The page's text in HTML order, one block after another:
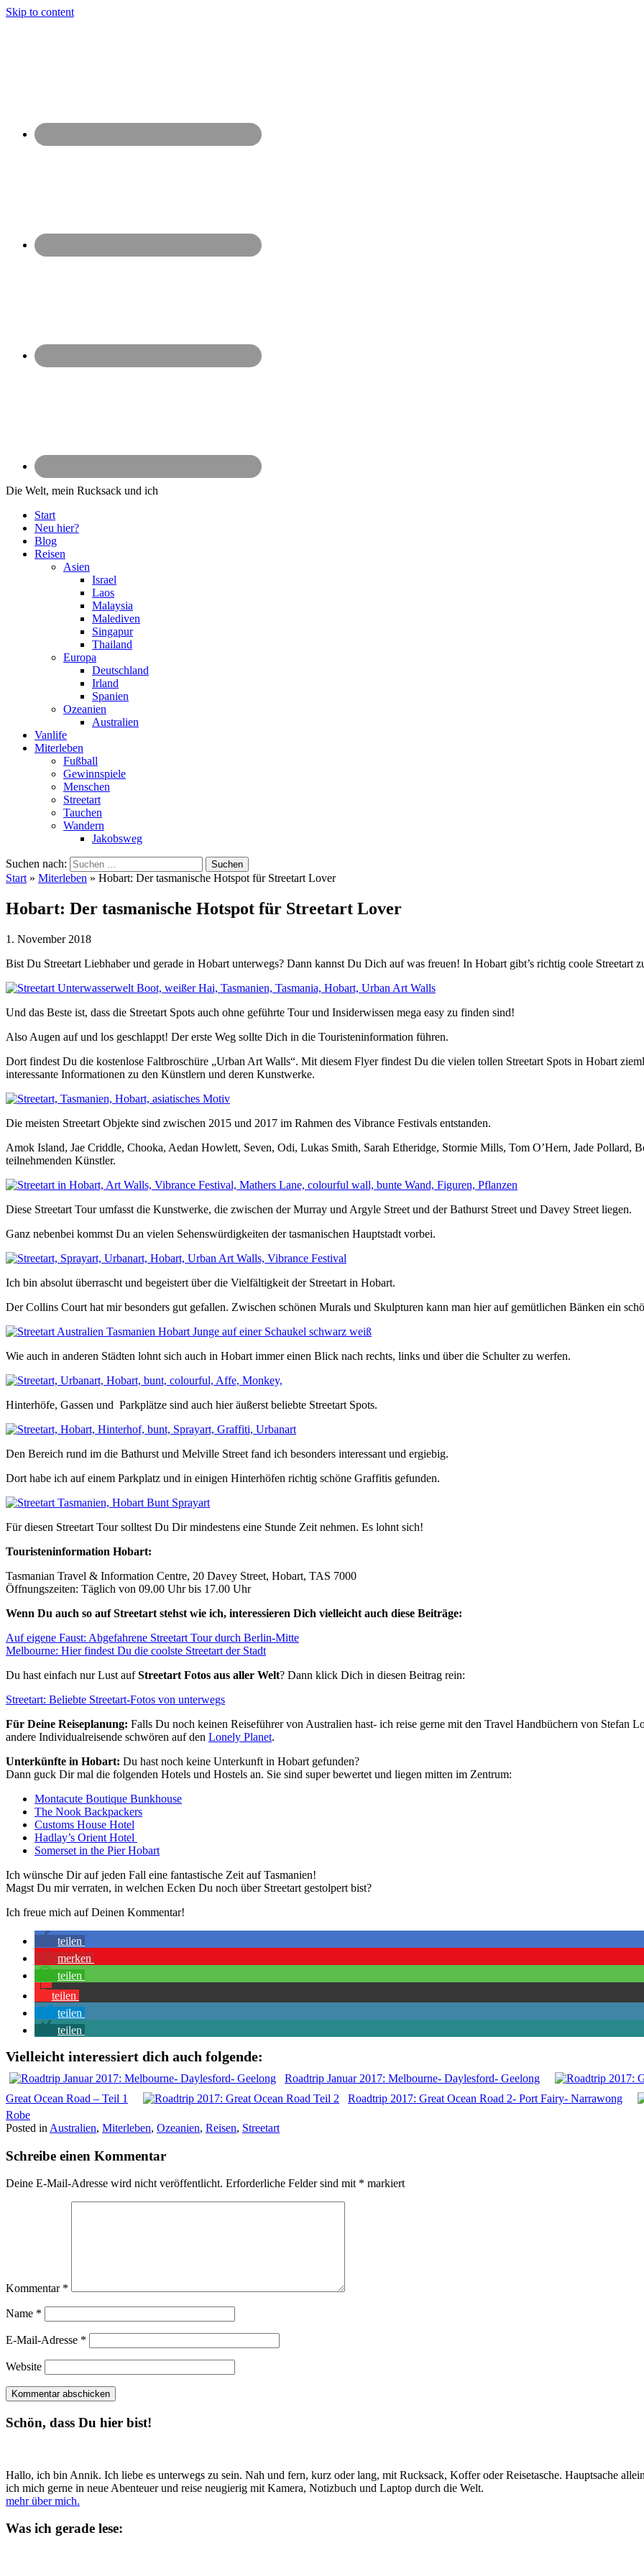
Skip to content
Die Welt, mein Rucksack und ich
Start
Neu hier?
Blog
Reisen
Asien
Israel
Laos
Malaysia
Malediven
Singapur
Thailand
Europa
Deutschland
Irland
Spanien
Ozeanien
Australien
Vanlife
Miterleben
Fußball
Gewinnspiele
Menschen
Streetart
Tauchen
Wandern
Jakobsweg
Suchen nach:
Start » Miterleben » Hobart: Der tasmanische Hotspot für Streetart Lover
Hobart: Der tasmanische Hotspot für Streetart Lover
1. November 2018
Bist Du Streetart Liebhaber und gerade in Hobart unterwegs? Dann kannst Du Dich auf was freuen! In Hobart gibt’s richtig coole Streetart
Und das Beste ist, dass die Streetart Spots auch ohne geführte Tour und Insiderwissen mega easy zu finden sind!
Also Augen auf und los geschlappt! Der erste Weg sollte Dich in die Touristeninformation führen.
Dort findest Du die kostenlose Faltbroschüre „Urban Art Walls“. Mit diesem Flyer findest Du die vielen tollen Streetart Spots in Hobart
interessante Informationen zu den Künstlern und deren Kunstwerke.
Die meisten Streetart Objekte sind zwischen 2015 und 2017 im Rahmen des Vibrance Festivals entstanden.
Amok Island, Jae Criddle, Chooka, Aedan Howlett, Seven, Odi, Lukas Smith, Sarah Etheridge, Stormie Mills, Tom O’Hern, Jade Pollard,
teilnehmenden Künstler.
Diese Streetart Tour umfasst die Kunstwerke, die zwischen der Murray und Argyle Street und der Bathurst Street und Davey Street liegen.
Ganz nebenbei kommst Du an vielen Sehenswürdigkeiten der tasmanischen Hauptstadt vorbei.
Ich bin absolut überrascht und begeistert über die Vielfältigkeit der Streetart in Hobart.
Der Collins Court hat mir besonders gut gefallen. Zwischen schönen Murals und Skulpturen kann man hier auf gemütlichen Bänken ein
Wie auch in anderen Städten lohnt sich auch in Hobart immer einen Blick nach rechts, links und über die Schulter zu werfen.
Hinterhöfe, Gassen und Parkplätze sind auch hier äußerst beliebte Streetart Spots.
Den Bereich rund im die Bathurst und Melville Street fand ich besonders interessant und ergiebig.
Dort habe ich auf einem Parkplatz und in einigen Hinterhöfen richtig schöne Graffitis gefunden.
Für diesen Streetart Tour solltest Du Dir mindestens eine Stunde Zeit nehmen. Es lohnt sich!
Touristeninformation Hobart:
Tasmanian Travel & Information Centre, 20 Davey Street, Hobart, TAS 7000
Öffnungszeiten: Täglich von 09.00 Uhr bis 17.00 Uhr
Wenn Du auch so auf Streetart stehst wie ich, interessieren Dich vielleicht auch diese Beiträge:
Auf eigene Faust: Abgefahrene Streetart Tour durch Berlin-Mitte
Melbourne: Hier findest Du die coolste Streetart der Stadt
Du hast einfach nur Lust aufStreetart Fotos aus aller Welt? Dann klick Dich in diesen Beitrag rein:
Streetart: Beliebte Streetart-Fotos von unterwegs
Für Deine Reiseplanung: Falls Du noch keinen Reiseführer von Australien hast- ich reise gerne mit den Travel Handbüchern von Stefan
andere Individualreisende schwören auf den Lonely Planet.
Unterkünfte in Hobart: Du hast noch keine Unterkunft in Hobart gefunden?
Dann guck Dir mal die folgenden Hotels und Hostels an. Sie sind super bewertet und liegen mitten im Zentrum:
Montacute Boutique Bunkhouse
The Nook Backpackers
Customs House Hotel
Hadlay’s Orient Hotel
Somerset in the Pier Hobart
Ich wünsche Dir auf jeden Fall eine fantastische Zeit auf Tasmanien!
Magst Du mir verraten, in welchen Ecken Du noch über Streetart gestolpert bist?
Ich freue mich auf Deinen Kommentar!
teilen
merken
teilen
teilen
teilen
teilen
Vielleicht interessiert dich auch folgende:
Roadtrip Januar 2017: Melbourne- Daylesford- Geelong
Great Ocean Road – Teil 1
Roadtrip 2017: Great Ocean Road 2- Port Fairy- Narrawong
Robe
Posted in Australien, Miterleben, Ozeanien, Reisen, Streetart
Schreibe einen Kommentar
Deine E-Mail-Adresse wird nicht veröffentlicht. Erforderliche Felder sind mit * markiert
Kommentar *
Name *
E-Mail-Adresse *
Website
Schön, dass Du hier bist!
Hallo, ich bin Annik. Ich liebe es unterwegs zu sein. Nah und fern, kurz oder lang, mit Rucksack, Koffer oder Reisetasche. Hauptsache
ich mich gerne in neue Abenteuer und reise neugierig mit Kamera, Notizbuch und Laptop durch die Welt.
mehr über mich.
Was ich gerade lese: